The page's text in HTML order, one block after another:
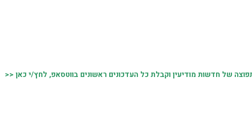
של חדשות מודיעין וקבלת כל העדכונים ראשונים בווטסאפ, לחץ/י כאן <<